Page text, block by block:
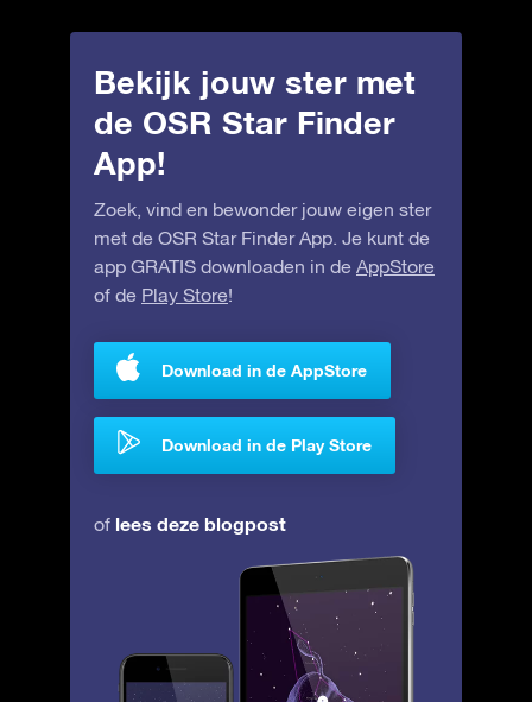
Bekijk jouw ster met
de OSR Star Finder
App!
Zoek, vind en bewonder jouw eigen ster
met de OSR Star Finder App. Je kunt de
app GRATIS downloaden in de AppStore
of de Play Store!
Download in de AppStore
Download in de Play Store
of lees deze blogpost